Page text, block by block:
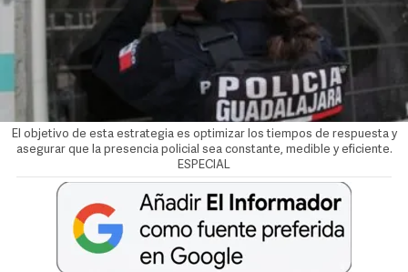
El objetivo de esta estrategia es optimizar los tiempos de respuesta y
asegurar que la presencia policial sea constante, medible y eficiente.
ESPECIAL